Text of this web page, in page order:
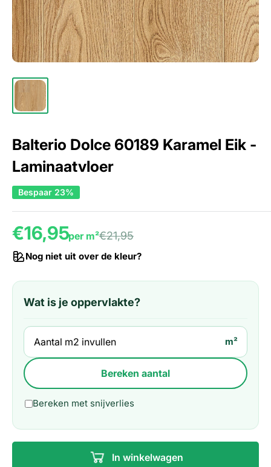
Balterio Dolce 60189 Karamel Eik -
Laminaatvloer
Bespaar 23%
€16,95per m²€21,95
Nog niet uit over de kleur?
Wat is je oppervlakte?
m²
Bereken aantal
Bereken met snijverlies
In winkelwagen